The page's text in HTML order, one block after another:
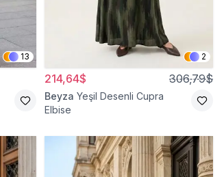
13 2
214,64$ 306,79$
Beyza Yeşil Desenli Cupra
Elbise